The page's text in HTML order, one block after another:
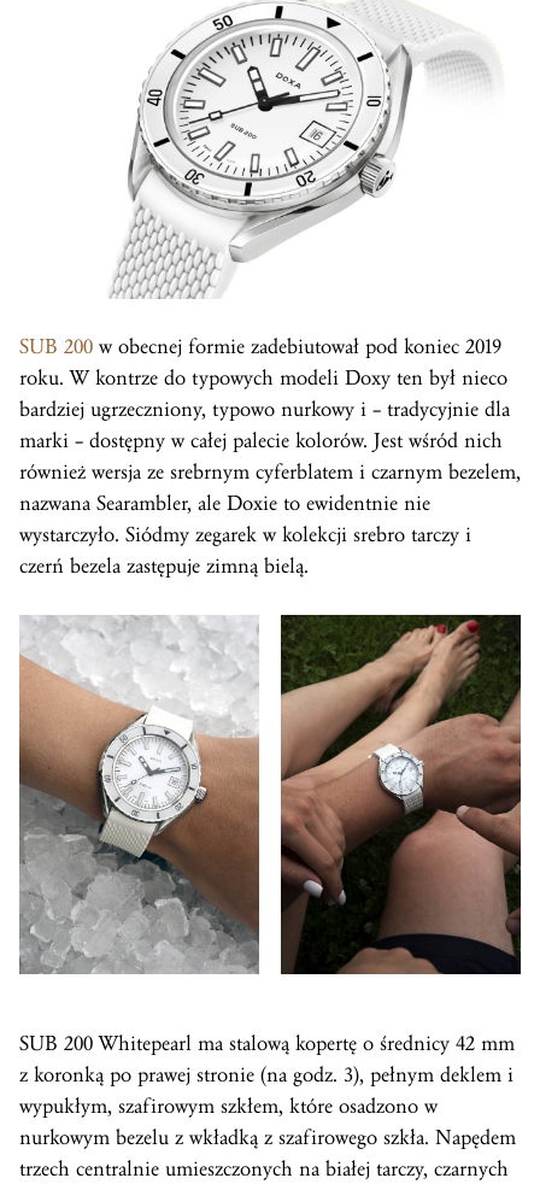
SUB 200 w obecnej formie zadebiutował pod koniec 2019
roku. W kontrze do typowych modeli Doxy ten był nieco
bardziej ugrzeczniony, typowo nurkowy i – tradycyjnie dla
marki – dostępny w całej palecie kolorów. Jest wśród nich
również wersja ze srebrnym cyferblatem i czarnym bezelem,
nazwana Searambler, ale Doxie to ewidentnie nie
wystarczyło. Siódmy zegarek w kolekcji srebro tarczy i
czerń bezela zastępuje zimną bielą.
SUB 200 Whitepearl ma stalową kopertę o średnicy 42 mm
z koronką po prawej stronie (na godz. 3), pełnym deklem i
wypukłym, szafirowym szkłem, które osadzono w
nurkowym bezelu z wkładką z szafirowego szkła. Napędem
trzech centralnie umieszczonych na białej tarczy, czarnych